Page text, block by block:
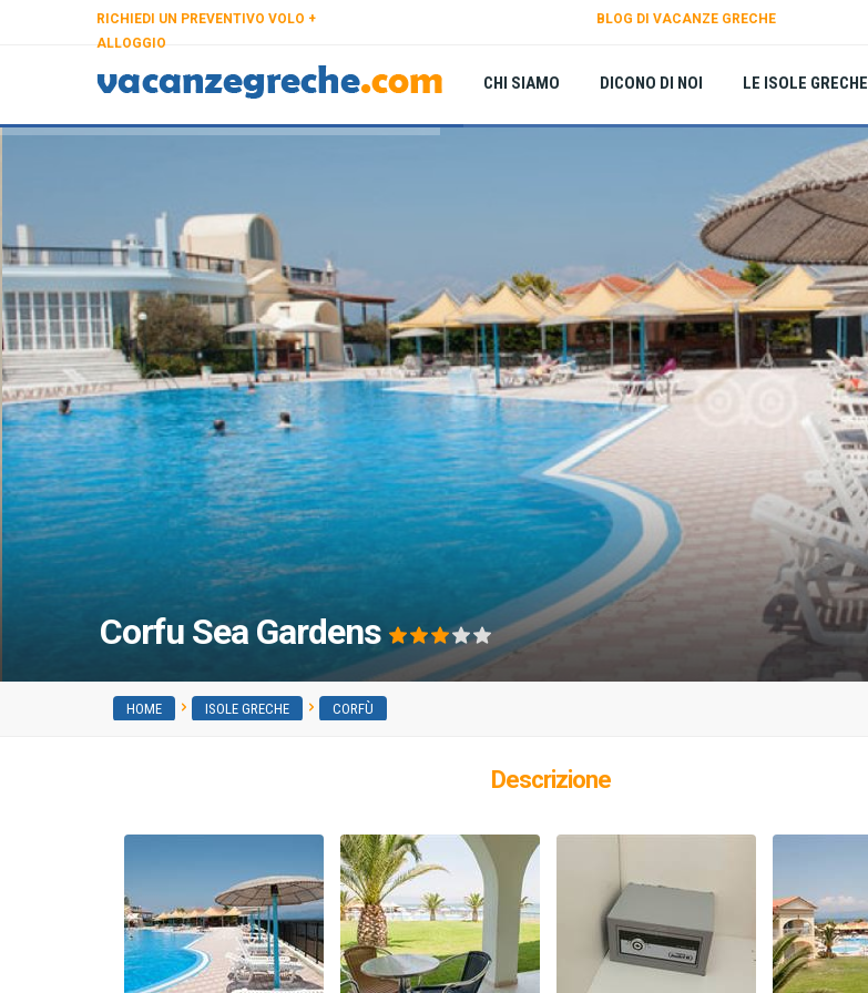
RICHIEDI UN PREVENTIVO VOLO +
ALLOGGIO
BLOG DI VACANZE GRECHE
CHI SIAMO DICONO DI NOI LE ISOLE GRECHE
Corfu Sea Gardens
HOME ISOLE GRECHE CORFÙ
Descrizione